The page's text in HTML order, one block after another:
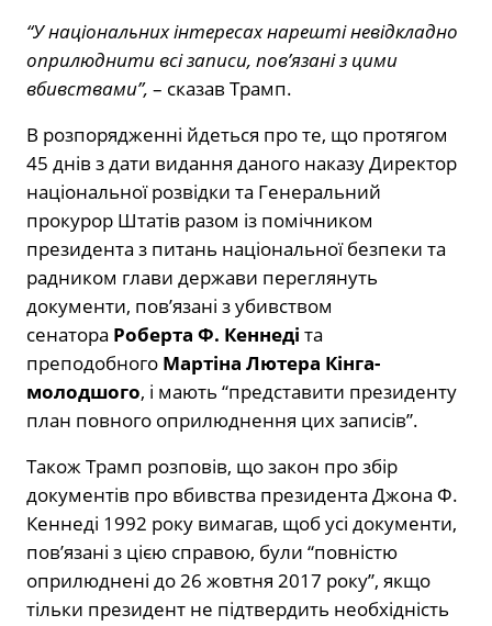
“У національних інтересах нарешті невідкладно
оприлюднити всі записи, пов’язані з цими
вбивствами”, – сказав Трамп.
В розпорядженні йдеться про те, що протягом
45 днів з дати видання даного наказу Директор
національної розвідки та Генеральний
прокурор Штатів разом із помічником
президента з питань національної безпеки та
радником глави держави переглянуть
документи, пов’язані з убивством
сенатора Роберта Ф. Кеннеді та
преподобного Мартіна Лютера Кінга-
молодшого, і мають “представити президенту
план повного оприлюднення цих записів”.
Також Трамп розповів, що закон про збір
документів про вбивства президента Джона Ф.
Кеннеді 1992 року вимагав, щоб усі документи,
пов’язані з цією справою, були “повністю
оприлюднені до 26 жовтня 2017 року”, якщо
тільки президент не підтвердить необхідність